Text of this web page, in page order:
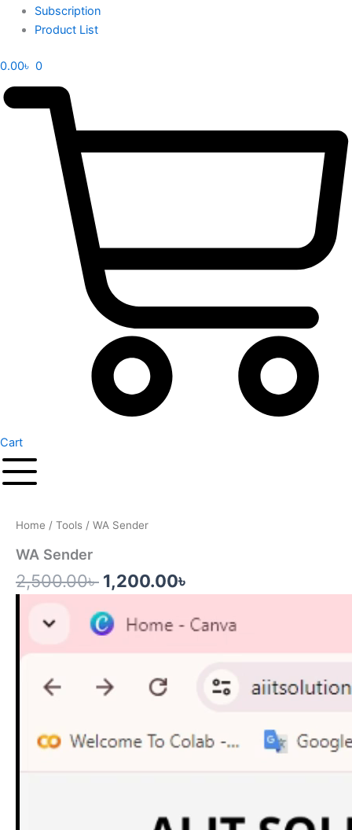
Subscription
Product List
0.00৳ 0
Cart
Home / Tools / WA Sender
WA Sender
2,500.00৳
price
1,200.00৳